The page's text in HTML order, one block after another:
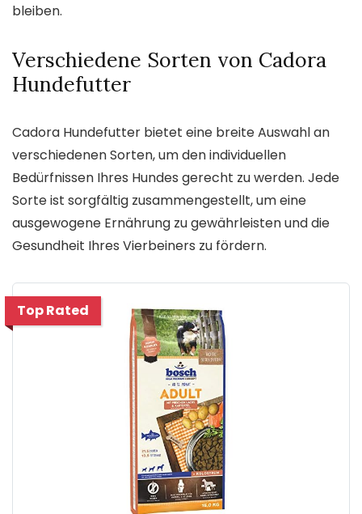
bleiben.
Verschiedene Sorten von Cadora
Hundefutter
Cadora Hundefutter bietet eine breite Auswahl an
verschiedenen Sorten, um den individuellen
Bedürfnissen Ihres Hundes gerecht zu werden. Jede
Sorte ist sorgfältig zusammengestellt, um eine
ausgewogene Ernährung zu gewährleisten und die
Gesundheit Ihres Vierbeiners zu fördern.
Top Rated